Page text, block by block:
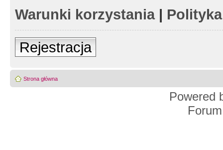
Warunki korzystania|
Rejestracja
Strona główna
Powered